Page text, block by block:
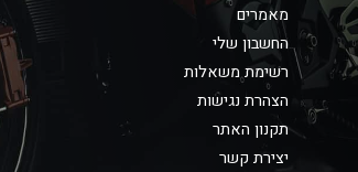
מאמרים
החשבון שלי
רשימת משאלות
הצהרת נגישות
תקנון האתר
יצירת קשר